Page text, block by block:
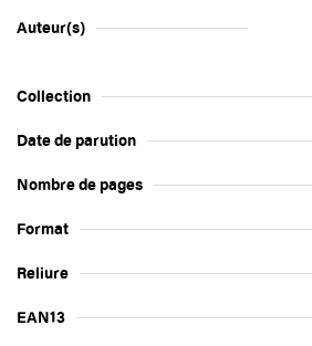
Auteur(s)
Collection
Date de parution
Nombre de pages
Format
Reliure
EAN13